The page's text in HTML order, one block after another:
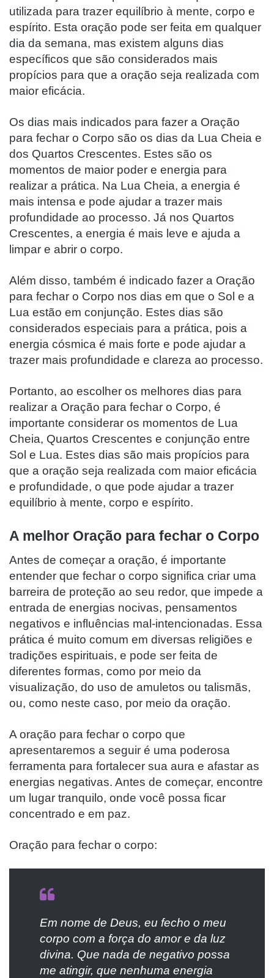
utilizada para trazer equilíbrio à mente, corpo e
espírito. Esta oração pode ser feita em qualquer
dia da semana, mas existem alguns dias
específicos que são considerados mais
propícios para que a oração seja realizada com
maior eficácia.
Os dias mais indicados para fazer a Oração
para fechar o Corpo são os dias da Lua Cheia e
dos Quartos Crescentes. Estes são os
momentos de maior poder e energia para
realizar a prática. Na Lua Cheia, a energia é
mais intensa e pode ajudar a trazer mais
profundidade ao processo. Já nos Quartos
Crescentes, a energia é mais leve e ajuda a
limpar e abrir o corpo.
Além disso, também é indicado fazer a Oração
para fechar o Corpo nos dias em que o Sol e a
Lua estão em conjunção. Estes dias são
considerados especiais para a prática, pois a
energia cósmica é mais forte e pode ajudar a
trazer mais profundidade e clareza ao processo.
Portanto, ao escolher os melhores dias para
realizar a Oração para fechar o Corpo, é
importante considerar os momentos de Lua
Cheia, Quartos Crescentes e conjunção entre
Sol e Lua. Estes dias são mais propícios para
que a oração seja realizada com maior eficácia
e profundidade, o que pode ajudar a trazer
equilíbrio à mente, corpo e espírito.
A melhor Oração para fechar o Corpo
Antes de começar a oração, é importante
entender que fechar o corpo significa criar uma
barreira de proteção ao seu redor, que impede a
entrada de energias nocivas, pensamentos
negativos e influências mal-intencionadas. Essa
prática é muito comum em diversas religiões e
tradições espirituais, e pode ser feita de
diferentes formas, como por meio da
visualização, do uso de amuletos ou talismãs,
ou, como neste caso, por meio da oração.
A oração para fechar o corpo que
apresentaremos a seguir é uma poderosa
ferramenta para fortalecer sua aura e afastar as
energias negativas. Antes de começar, encontre
um lugar tranquilo, onde você possa ficar
concentrado e em paz.
Oração para fechar o corpo:
Em nome de Deus, eu fecho o meu
corpo com a força do amor e da luz
divina. Que nada de negativo possa
me atingir, que nenhuma energia